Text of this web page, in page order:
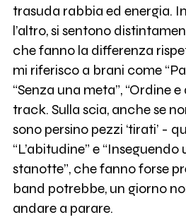
trasuda rabbia ed energia.
l’altro, si sentono
che fanno la differenza
mi riferisco a brani come
“Senza una meta”, “Ordine
track. Sulla scia, anche se
sono persino pezzi ‘tirati’ -
“L’abitudine” e
stanotte”, che fanno forse
band potrebbe, un giorno
andare a parare.